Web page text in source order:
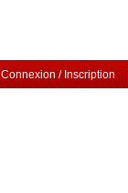
Connexion / Inscription